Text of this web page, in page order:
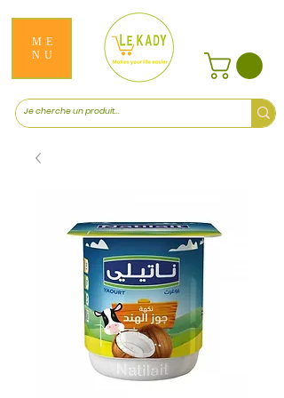
ME
NU